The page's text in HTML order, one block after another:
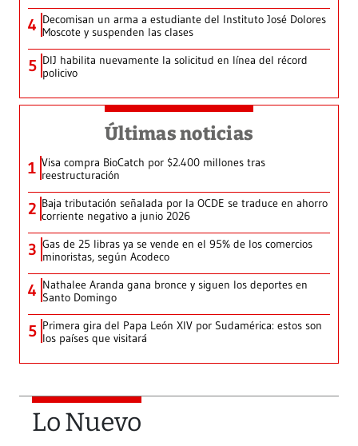
4 Decomisan un arma a estudiante del Instituto José Dolores
Moscote y suspenden las clases
5 DIJ habilita nuevamente la solicitud en línea del récord
policivo
Últimas noticias
1 Visa compra BioCatch por $2.400 millones tras
reestructuración
2 Baja tributación señalada por la OCDE se traduce en ahorro
corriente negativo a junio 2026
3 Gas de 25 libras ya se vende en el 95% de los comercios
minoristas, según Acodeco
4 Nathalee Aranda gana bronce y siguen los deportes en
Santo Domingo
5 Primera gira del Papa León XIV por Sudamérica: estos son
los países que visitará
Lo Nuevo